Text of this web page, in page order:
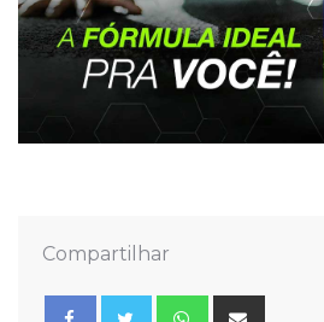
Compartilhar
Whatsapp